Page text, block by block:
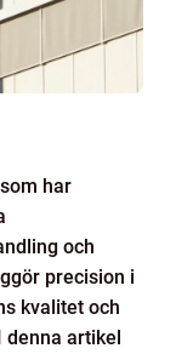
har
och
precision i
kvalitet och
denna artikel